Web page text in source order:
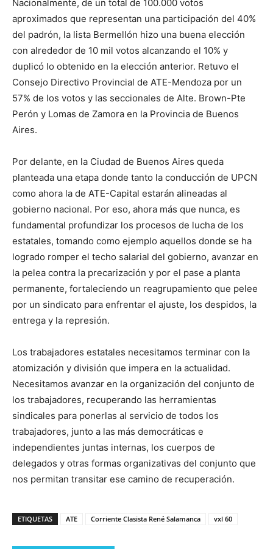
Nacionalmente, de un total de 100.000 votos
aproximados que representan una participación del 40%
del padrón, la lista Bermellón hizo una buena elección
con alrededor de 10 mil votos alcanzando el 10% y
duplicó lo obtenido en la elección anterior. Retuvo el
Consejo Directivo Provincial de ATE-Mendoza por un
57% de los votos y las seccionales de Alte. Brown-Pte
Perón y Lomas de Zamora en la Provincia de Buenos
Aires.
Por delante, en la Ciudad de Buenos Aires queda
planteada una etapa donde tanto la conducción de UPCN
como ahora la de ATE-Capital estarán alineadas al
gobierno nacional. Por eso, ahora más que nunca, es
fundamental profundizar los procesos de lucha de los
estatales, tomando como ejemplo aquellos donde se ha
logrado romper el techo salarial del gobierno, avanzar en
la pelea contra la precarización y por el pase a planta
permanente, fortaleciendo un reagrupamiento que pelee
por un sindicato para enfrentar el ajuste, los despidos, la
entrega y la represión.
Los trabajadores estatales necesitamos terminar con la
atomización y división que impera en la actualidad.
Necesitamos avanzar en la organización del conjunto de
los trabajadores, recuperando las herramientas
sindicales para ponerlas al servicio de todos los
trabajadores, junto a las más democráticas e
independientes juntas internas, los cuerpos de
delegados y otras formas organizativas del conjunto que
nos permitan transitar ese camino de recuperación.
ETIQUETAS ATE Corriente Clasista René Salamanca vxl 60